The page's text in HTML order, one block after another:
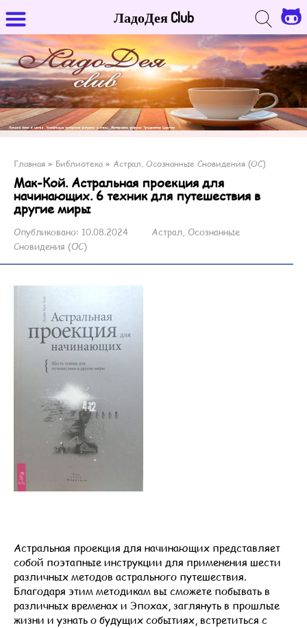
Главная » Библиотека » Астрал, Осознанные Сновидения (ОС)
Мак-Кой. Астральная проекция для
начинающих. 6 техник для путешествия в
другие миры
Опубликовано: 10.08.2024
Астрал, Осознанные
Сновидения (ОС)
Астральная проекция для начинающих представляет
собой поэтапные инструкции для применения шести
различных методов астрального путешествия.
Благодаря этим методикам вы сможете побывать в
различных временах и Эпохах, заглянуть в прошлые
жизни и узнать о будущих событиях, встретиться с
ЛадоДея Club